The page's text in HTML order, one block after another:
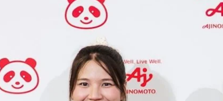
ทย) จำกัด จัดงาน The Heartbeat by “AminoScience” ร่วมเปิดเผย
พัฒนาผลิตภัณฑ์ที่ขับเคลื่อนด้วยเทคโนโลยีทางอาหาร และข้อมูลพฤติกรรม
ตลาด Health & Wellness ในประเทศไทย ซึ่งมีมูลค่ามากกว่า 1.5 ล้านล้าน
องผลิตภัณฑ์มวลรวมในประเทศ (GDP) กลุ่มธุรกิจเทคโนโลยีและองค์
ชันกลุ่มเป้าหมายหลักNutrition & Well-beingAminoScience (การใช้
AminoNITE,